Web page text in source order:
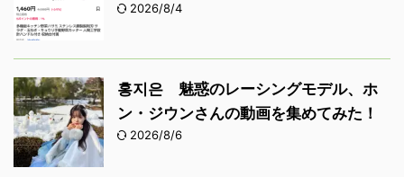
2026/8/4
홍지은 魅惑のレーシングモデル、ホ
ン・ジウンさんの動画を集めてみた！
2026/8/6